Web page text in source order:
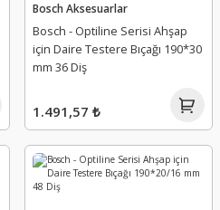
Bosch Aksesuarlar
Bosch - Optiline Serisi Ahşap
için Daire Testere Bıçağı 190*30
mm 36 Diş
1.491,57 ₺